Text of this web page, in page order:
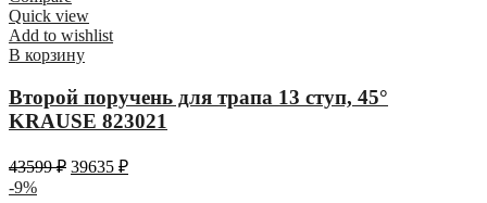
Quick view
Add to wishlist
В корзину
Второй поручень для трапа 13 ступ, 45°
KRAUSE 823021
43599₽ 39635 ₽
-9%